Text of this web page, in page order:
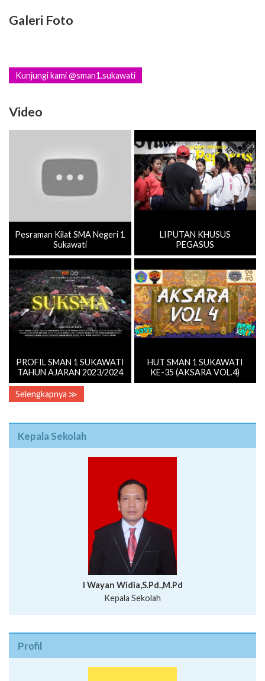
Galeri Foto
Kunjungi kami @sman1.sukawati
Video
Pesraman Kilat SMA Negeri 1
Sukawati
LIPUTAN KHUSUS
PEGASUS
PROFIL SMAN 1 SUKAWATI
TAHUN AJARAN 2023/2024
HUT SMAN 1 SUKAWATI
KE-35 (AKSARA VOL.4)
Selengkapnya ≫
Kepala Sekolah
I Wayan Widia,S.Pd.,M.Pd
Kepala Sekolah
Profil